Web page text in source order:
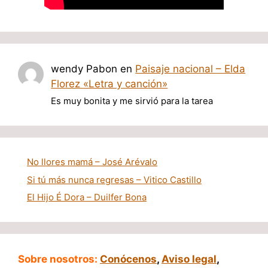
wendy Pabon en Paisaje nacional – Elda
Florez «Letra y canción»
Es muy bonita y me sirvió para la tarea
No llores mamá – José Arévalo
Si tú más nunca regresas – Vitico Castillo
El Hijo É Dora – Duilfer Bona
Sobre nosotros: Conócenos, Aviso legal,